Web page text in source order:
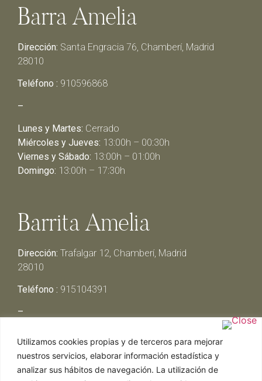
Utilizamos cookies propias y de terceros para mejorar
nuestros servicios, elaborar información estadística y
analizar sus hábitos de navegación. La utilización de
Barra Amelia
Dirección: Santa Engracia 76, Chamberí, Madrid
28010
Teléfono : 910596868
–
Lunes y Martes: Cerrado
Miércoles y Jueves: 13:00h – 00:30h
Viernes y Sábado: 13:00h – 01:00h
Domingo: 13:00h – 17:30h
Barrita Amelia
Dirección: Trafalgar 12, Chamberí, Madrid
28010
Teléfono : 915104391
–
Miércoles y Jueves:13:00h – 00:30h
Viernes y Sábado: 13:00h – 01:00h
Domingo:13:00h – 17:30h